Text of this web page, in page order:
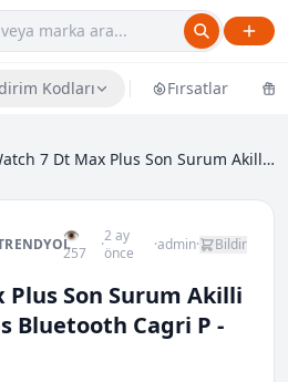
Kodları Fırsatlar
Watch 7 Dt Max Plus Son Surum Akilli Saat Nfc Siri...
👁
257
·2 ay
önce
·admin· Bildir
Plus Son Surum Akilli
Bluetooth Cagri P -